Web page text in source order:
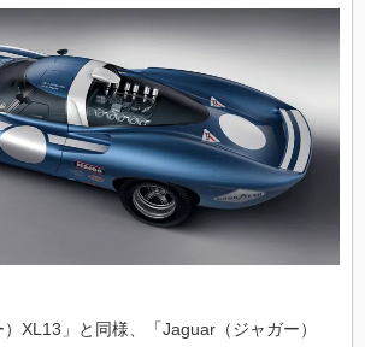
）XL13」と同様、「Jaguar（ジャガー）